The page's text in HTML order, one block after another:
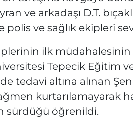
ve arkadaşı D.T.
polis ve sağlık ekipleri
ilk
Tepecik Eğitim
tedavi altına alınan
kurtarılamayarak
sürdüğü öğrenildi.